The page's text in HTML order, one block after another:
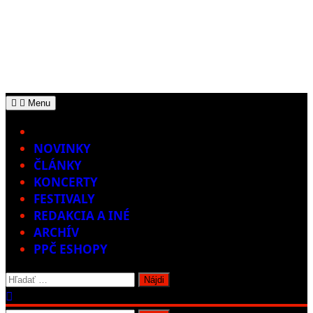
Menu
NOVINKY
ČLÁNKY
KONCERTY
FESTIVALY
REDAKCIA A INÉ
ARCHÍV
PPČ ESHOPY
Hľadať: